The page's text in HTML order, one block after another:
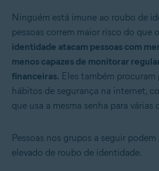
Ninguém está imune ao roubo de
pessoas correm maior risco do que
identidade atacam pessoas com
menos capazes de monitorar
financeiras. Eles também procuram
hábitos de segurança na internet,
que usa a mesma senha para várias
Pessoas nos grupos a seguir
elevado de roubo de identidade.